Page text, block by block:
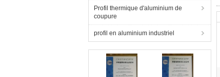
Profil thermique d'aluminium de
coupure
profil en aluminium industriel